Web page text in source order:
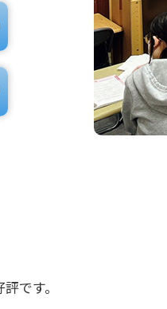
です。